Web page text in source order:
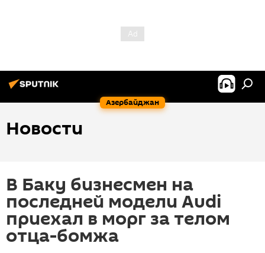
Азербайджан
Новости
В Баку бизнесмен на
последней модели Audi
приехал в морг за телом
отца-бомжа